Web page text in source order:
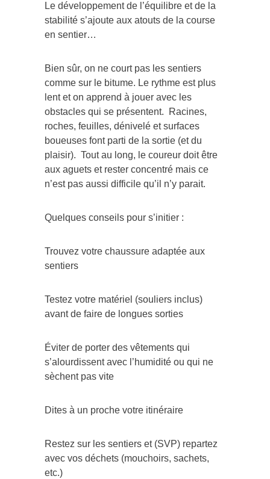
Le développement de l’équilibre et de la
stabilité s’ajoute aux atouts de la course
en sentier…
Bien sûr, on ne court pas les sentiers
comme sur le bitume. Le rythme est plus
lent et on apprend à jouer avec les
obstacles qui se présentent. Racines,
roches, feuilles, dénivelé et surfaces
boueuses font parti de la sortie (et du
plaisir). Tout au long, le coureur doit être
aux aguets et rester concentré mais ce
n’est pas aussi difficile qu’il n’y parait.
Quelques conseils pour s’initier :
Trouvez votre chaussure adaptée aux
sentiers
Testez votre matériel (souliers inclus)
avant de faire de longues sorties
Éviter de porter des vêtements qui
s’alourdissent avec l’humidité ou qui ne
sèchent pas vite
Dites à un proche votre itinéraire
Restez sur les sentiers et (SVP) repartez
avec vos déchets (mouchoirs, sachets,
etc.)